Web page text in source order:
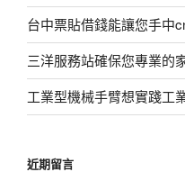
台中票貼借錢能讓您手中
三洋服務站確保您專業的
工業型機械手臂想實踐工
近期留言